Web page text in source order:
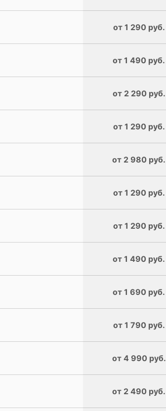
от 1 290 руб.
от 1 490 руб.
от 2 290 руб.
от 1 290 руб.
от 2 980 руб.
от 1 290 руб.
от 1 290 руб.
от 1 490 руб.
от 1 690 руб.
от 1 790 руб.
от 4 990 руб.
от 2 490 руб.